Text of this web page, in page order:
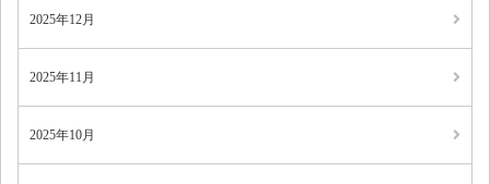
2025年12月
2025年11月
2025年10月